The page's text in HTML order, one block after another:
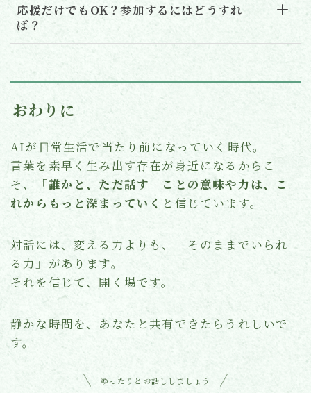
応援だけでもOK？参加するにはどうすれ
ば？
おわりに
AIが日常生活で当たり前になっていく時代。
言葉を素早く生み出す存在が身近になるからこ
そ、
「誰かと、ただ話す」ことの意味や力は、こ
れからもっと深まっていく と信じています。
対話には、変える力よりも、「そのままでいられ
る力」があります。
それを信じて、開く場です。
静かな時間を、あなたと共有できたらうれしいで
す。
ゆったりとお話ししましょう